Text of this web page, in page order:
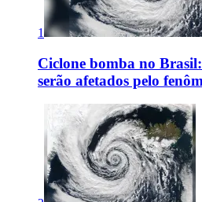
1
Ciclone bomba no
serão afetados pelo